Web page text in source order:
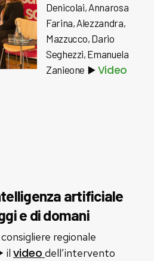
Denicolai, Annarosa
Farina, Alezzandra,
Mazzucco, Dario
Seghezzi, Emanuela
Zanieone▶️ Video
artificiale
e di domani
regionale
il video dell’intervento